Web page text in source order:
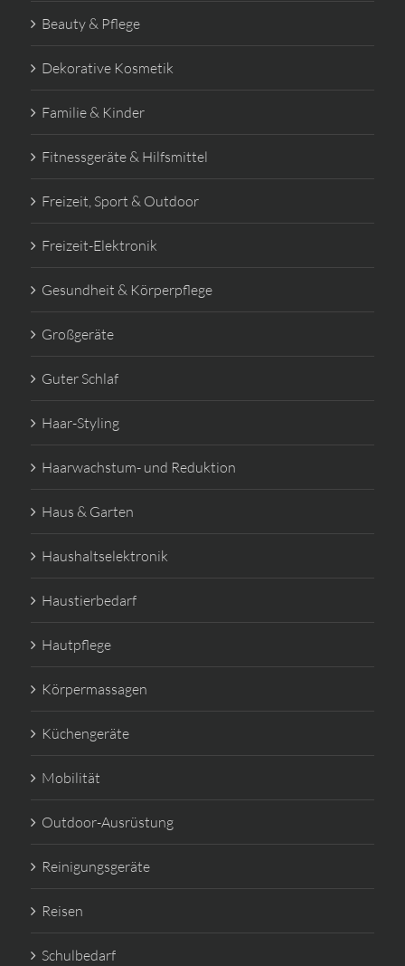
Beauty & Pflege
Dekorative Kosmetik
Familie & Kinder
Fitnessgeräte & Hilfsmittel
Freizeit, Sport & Outdoor
Freizeit-Elektronik
Gesundheit & Körperpflege
Großgeräte
Guter Schlaf
Haar-Styling
Haarwachstum- und Reduktion
Haus & Garten
Haushaltselektronik
Haustierbedarf
Hautpflege
Körpermassagen
Küchengeräte
Mobilität
Outdoor-Ausrüstung
Reinigungsgeräte
Reisen
Schulbedarf